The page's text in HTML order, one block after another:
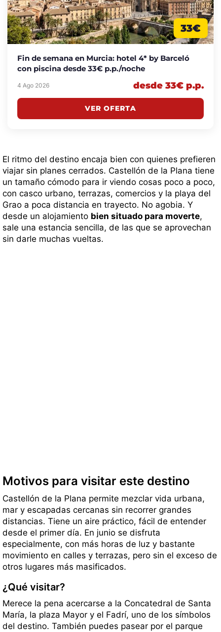
33€
Fin de semana en Murcia: hotel 4* by Barceló
con piscina desde 33€ p.p./noche
4 Ago 2026 desde 33€ p.p.
VER OFERTA
El ritmo del destino encaja bien con quienes prefieren
viajar sin planes cerrados. Castellón de la Plana tiene
un tamaño cómodo para ir viendo cosas poco a poco,
con casco urbano, terrazas, comercios y la playa del
Grao a poca distancia en trayecto. No agobia. Y
desde un alojamiento bien situado para moverte,
sale una estancia sencilla, de las que se aprovechan
sin darle muchas vueltas.
Motivos para visitar este destino
Castellón de la Plana permite mezclar vida urbana,
mar y escapadas cercanas sin recorrer grandes
distancias. Tiene un aire práctico, fácil de entender
desde el primer día. En junio se disfruta
especialmente, con más horas de luz y bastante
movimiento en calles y terrazas, pero sin el exceso de
otros lugares más masificados.
¿Qué visitar?
Merece la pena acercarse a la Concatedral de Santa
María, la plaza Mayor y el Fadrí, uno de los símbolos
del destino. También puedes pasear por el parque